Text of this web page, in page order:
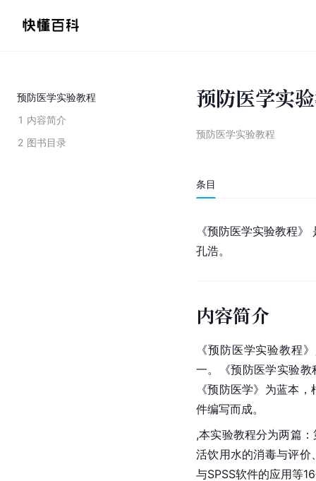
预防医学实验教程
1 内容简介
2 图书目录
预防医学实
预防医学实验教程
条目
《预防医学实验教程》
孔浩。
内容简介
《预防医学实验教程
一。《预防医学实验教
《预防医学》为蓝本
件编写而成。
,本实验教程分为两篇
活饮用水的消毒与评价
与SPSS软件的应用等